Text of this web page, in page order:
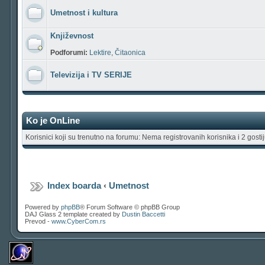
Umetnost i kultura
Književnost
Podforumi: Lektire, Čitaonica
Televizija i TV SERIJE
Ko je OnLine
Korisnici koji su trenutno na forumu: Nema registrovanih korisnika i 2
Index boarda‹ Umetnost
Powered by phpBB® Forum Software © phpBB Group
DAJ Glass 2 template created by Dustin Baccetti
Prevod - www.CyberCom.rs